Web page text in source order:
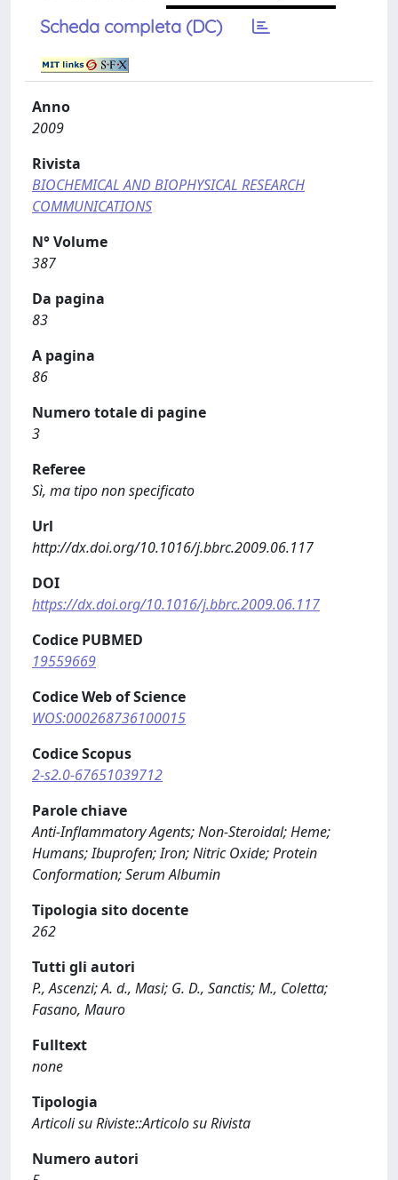
Scheda completa (DC)
Anno
2009
Rivista
BIOCHEMICAL AND BIOPHYSICAL RESEARCH
COMMUNICATIONS
N° Volume
387
Da pagina
83
A pagina
86
Numero totale di pagine
3
Referee
Sì, ma tipo non specificato
Url
http://dx.doi.org/10.1016/j.bbrc.2009.06.117
DOI
https://dx.doi.org/10.1016/j.bbrc.2009.06.117
Codice PUBMED
19559669
Codice Web of Science
WOS:000268736100015
Codice Scopus
2-s2.0-67651039712
Parole chiave
Anti-Inflammatory Agents; Non-Steroidal; Heme;
Humans; Ibuprofen; Iron; Nitric Oxide; Protein
Conformation; Serum Albumin
Tipologia sito docente
262
Tutti gli autori
P., Ascenzi; A. d., Masi; G. D., Sanctis; M., Coletta;
Fasano, Mauro
Fulltext
none
Tipologia
Articoli su Riviste::Articolo su Rivista
Numero autori